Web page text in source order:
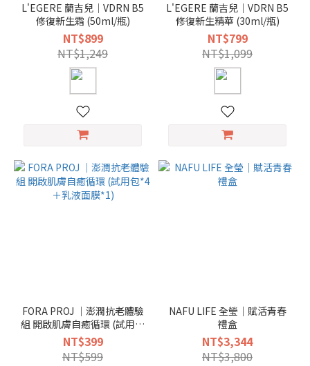
L'EGERE 蘭吉兒｜VDRN B5
修復新生霜 (50ml/瓶)
NT$899
NT$1,249
L'EGERE 蘭吉兒｜VDRN B5
修復新生精華 (30ml/瓶)
NT$799
NT$1,099
FORA PROJ ｜澎潤抗老體驗
組 開啟肌膚自癒循環 (試用包
*4＋乳液面膜*1)
NT$399
NT$599
NAFU LIFE 全瑩｜賦活青春
禮盒
NT$3,344
NT$3,800